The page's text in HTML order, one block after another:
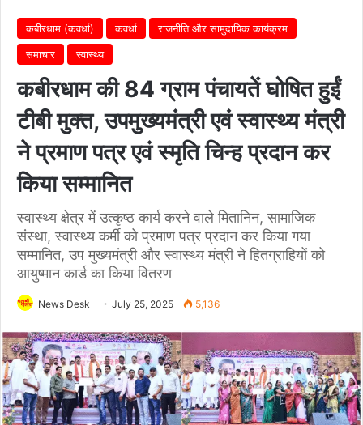
कबीरधाम (कवर्धा) कवर्धा
राजनीति और सामुदायिक कार्यक्रम
समाचार
स्वास्थ्य
कबीरधाम की 84 ग्राम पंचायतें घोषित हुईं
टीबी मुक्त, उपमुख्यमंत्री एवं स्वास्थ्य मंत्री
ने प्रमाण पत्र एवं स्मृति चिन्ह प्रदान कर
किया सम्मानित
स्वास्थ्य क्षेत्र में उत्कृष्ठ कार्य करने वाले मितानिन, सामाजिक
संस्था, स्वास्थ्य कर्मी को प्रमाण पत्र प्रदान कर किया गया
सम्मानित, उप मुख्यमंत्री और स्वास्थ्य मंत्री ने हितग्राहियों को
आयुष्मान कार्ड का किया वितरण
News Desk July 25, 2025 5,136